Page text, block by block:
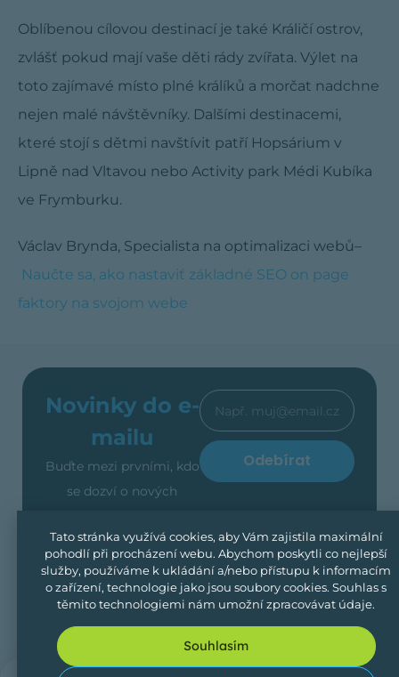
Oblíbenou cílovou destinací je také Králičí ostrov,
zvlášť pokud mají vaše děti rády zvířata. Výlet na
toto zajímavé místo plné králíků a morčat nadchne
nejen malé návštěvníky. Dalšími destinacemi,
které stojí s dětmi navštívit patří Hopsárium v
Lipně nad Vltavou nebo Activity park Médi Kubíka
ve Frymburku.
Václav Brynda, Specialista na optimalizaci webů–
Naučte sa, ako nastaviť základné SEO on page
faktory na svojom webe
Novinky do e-
mailu
Buďte mezi prvními, kdo
se dozví o nových
ubytování. Stačí odebírat
naše novinky. Žádný
spam, jen to, co se vám
může hodit.
Odebírat
Tato stránka využívá cookies, aby Vám zajistila maximální
pohodlí při procházení webu. Abychom poskytli co nejlepší
služby, používáme k ukládání a/nebo přístupu k informacím
o zařízení, technologie jako jsou soubory cookies. Souhlas s
těmito technologiemi nám umožní zpracovávat údaje.
Souhlasím